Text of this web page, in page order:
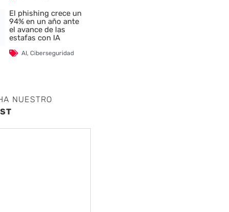
El phishing crece un
94% en un año ante
el avance de las
estafas con IA
AI,Ciberseguridad
NUESTRO